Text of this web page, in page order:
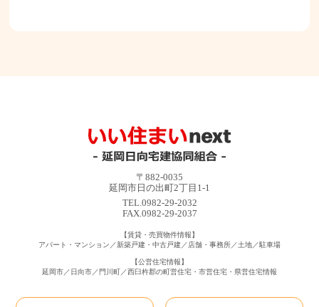
〒882-0035
延岡市日の出町2丁目1-1
TEL.0982-29-2032
FAX.0982-29-2037
【賃貸・売買物件情報】
アパート・マンション／新築戸建・中古戸建／店舗・事務所／土地／駐車場
【公営住宅情報】
延岡市／日向市／門川町／西臼杵郡の町営住宅・市営住宅・県営住宅情報